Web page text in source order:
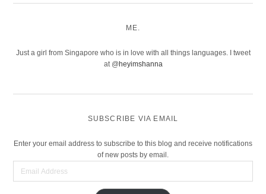
ME.
Just a girl from Singapore who is in love with all things languages. I tweet
at @ heyimshanna
SUBSCRIBE VIA EMAIL
Enter your email address to subscribe to this blog and receive notifications
of new posts by email.
Address